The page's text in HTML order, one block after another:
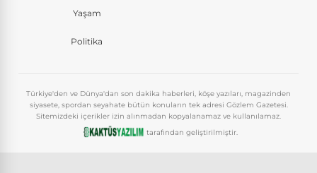
Yaşam
Politika
Türkiye'den ve Dünya'dan son dakika haberleri, köşe yazıları, magazinden
siyasete, spordan seyahate bütün konuların tek adresi Gözlem Gazetesi.
Sitemizdeki içerikler izin alınmadan kopyalanamaz ve kullanılamaz.
tarafından geliştirilmiştir.